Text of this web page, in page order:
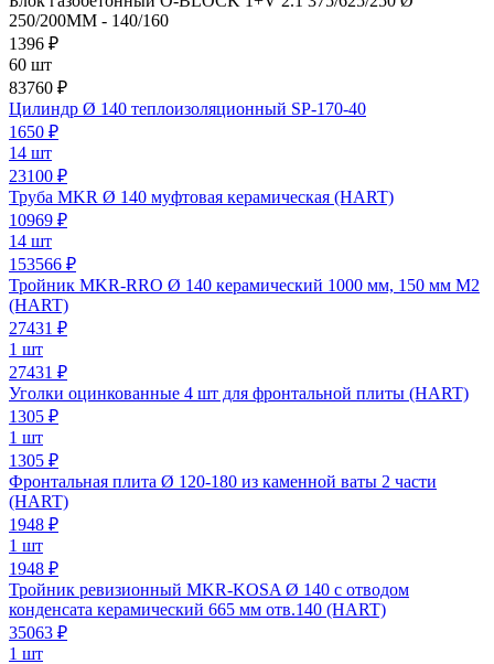
250/200ММ - 140/160
1396 ₽
60 шт
83760 ₽
Цилиндр Ø 140 теплоизоляционный SP-170-40
1650 ₽
14 шт
23100 ₽
Труба MKR Ø 140 муфтовая керамическая (HART)
10969 ₽
14 шт
153566 ₽
Тройник MKR-RRO Ø 140 керамический 1000 мм, 150 мм М2
(HART)
27431 ₽
1 шт
27431 ₽
Уголки оцинкованные 4 шт для фронтальной плиты (HART)
1305 ₽
1 шт
1305 ₽
Фронтальная плита Ø 120-180 из каменной ваты 2 части
(HART)
1948 ₽
1 шт
1948 ₽
Тройник ревизионный MKR-KOSA Ø 140 с отводом
конденсата керамический 665 мм отв.140 (HART)
35063 ₽
1 шт